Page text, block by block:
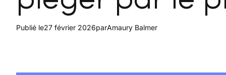
Publié le27 février 2026parAmaury Balmer